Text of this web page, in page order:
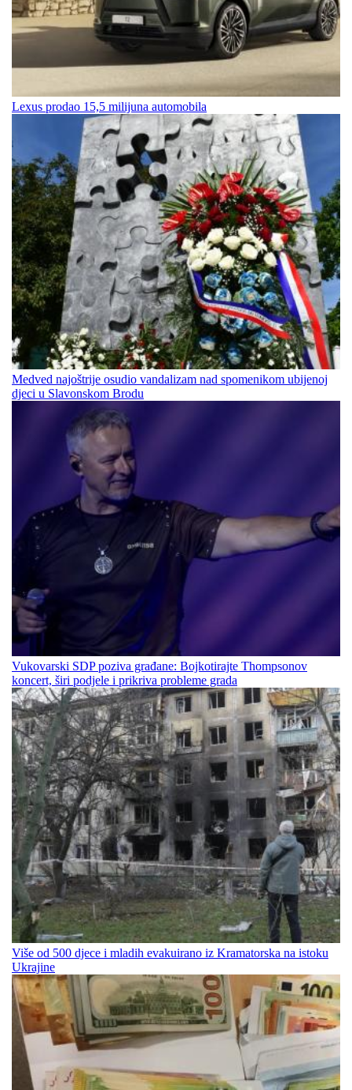
Lexus prodao 15,5 milijuna automobila
Medved najoštrije osudio vandalizam nad spomenikom ubijenoj
djeci u Slavonskom Brodu
Vukovarski SDP poziva građane: Bojkotirajte Thompsonov
koncert, širi podjele i prikriva probleme grada
Više od 500 djece i mladih evakuirano iz Kramatorska na istoku
Ukrajine